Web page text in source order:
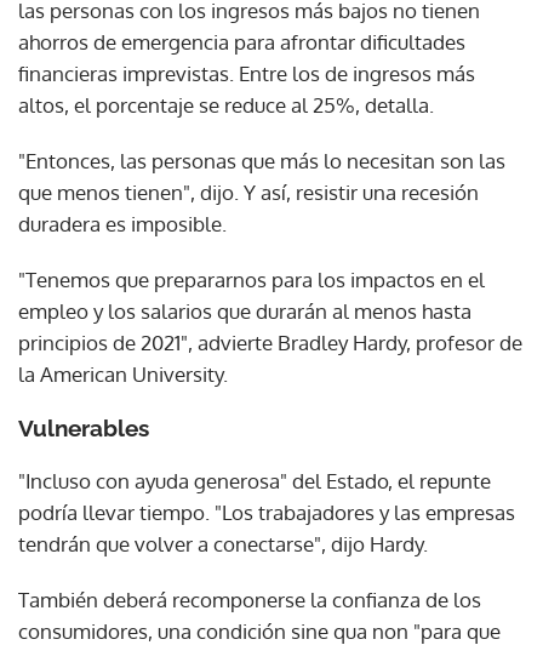
las personas con los ingresos más bajos no tienen
ahorros de emergencia para afrontar dificultades
financieras imprevistas. Entre los de ingresos más
altos, el porcentaje se reduce al 25%, detalla.
"Entonces, las personas que más lo necesitan son las
que menos tienen", dijo. Y así, resistir una recesión
duradera es imposible.
"Tenemos que prepararnos para los impactos en el
empleo y los salarios que durarán al menos hasta
principios de 2021", advierte Bradley Hardy, profesor de
la American University.
Vulnerables
"Incluso con ayuda generosa" del Estado, el repunte
podría llevar tiempo. "Los trabajadores y las empresas
tendrán que volver a conectarse", dijo Hardy.
También deberá recomponerse la confianza de los
consumidores, una condición sine qua non "para que